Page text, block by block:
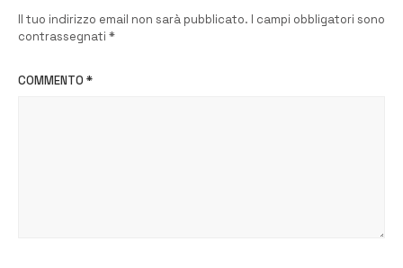
Il tuo indirizzo email non sarà pubblicato. I campi obbligatori sono
contrassegnati *
COMMENTO *